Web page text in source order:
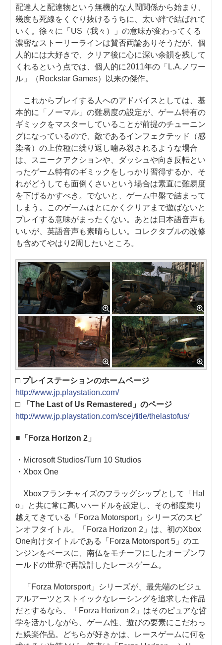
配達人と配達物という無機的な人間関係から始まり、
幾度も死線をくぐり抜けるうちに、太い絆で結ばれて
いく。徐々に「US（我々）」の意味が変わってくる
濃密なストーリーラインは賛否両論ありそうだが、個
人的には大好きで、クリア後に心に深い余韻を残して
くれるという点では、個人的に2011年の「L.A.ノワー
ル」（Rockstar Games）以来の傑作。
これからプレイする人へのアドバイスとしては、基
本的に「ノーマル」の難易度の設定が、ゲーム特有の
ギミックをマスターしていることが前提のチューニン
グになっているので、敵であるインフェクテッド（感
染者）の上位種に繰り返し噛み殺されるような場合
は、スニークアクションや、ダッシュや向き反転とい
ったゲーム特有のギミックをしっかり習得するか、そ
れがどうしても面倒くさいという場合は素直に難易度
を下げるかすべき。でないと、ゲーム中盤で詰まって
しまう。このゲームはとにかくクリアまで遊ばないと
プレイする意味がまったくない。あとは日本語音声も
いいが、英語音声も素晴らしい。コレクタブルの改修
も含めてやはり2周したいところ。
□ プレイステーションのホームページ
http://www.jp.playstation.com/
□ 「The Last of Us Remastered」のページ
http://www.jp.playstation.com/scej/title/thelastofus/
■「Forza Horizon 2」
・Microsoft Studios/Turn 10 Studios
・Xbox One
Xboxフランチャイズのフラッグシップとして「Hal
o」と共に常に高いハードルを設定し、その都度乗り
越えてきている「Forza Motorsport」シリーズのスピ
ンオフタイトル。「Forza Horizon 2」は、初のXbox
One向けタイトルである「Forza Motorsport 5」のエ
ンジンをベースに、南仏をモチーフにしたオープンワ
ールドの世界で再設計したレースゲーム。
「Forza Motorsport」シリーズが、最先端のビジュ
アルアーツとストイックなレーシングを追求した作品
だとするなら、「Forza Horizon 2」はそのピュアな哲
学を活かしながら、ゲーム性、遊びの要素にこだわっ
た娯楽作品。どちらが好きかは、レースゲームに何を